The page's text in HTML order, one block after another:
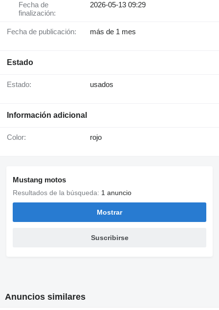
Fecha de
finalización:
2026-05-13 09:29
Fecha de publicación: más de 1 mes
Estado
Estado: usados
Información adicional
Color: rojo
Mustang motos
Resultados de la búsqueda: 1 anuncio
Mostrar
Suscribirse
Anuncios similares